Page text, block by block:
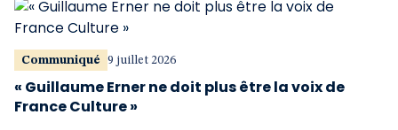
Communiqué 9 juillet 2026
« Guillaume Erner ne doit plus être la voix de
France Culture »